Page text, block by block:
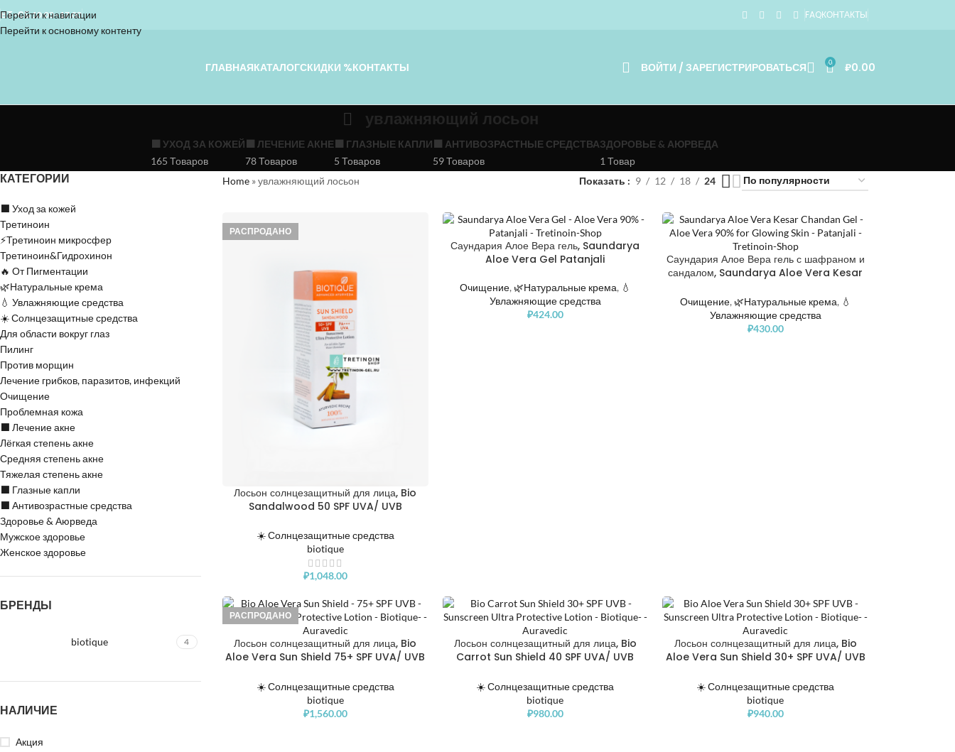
Перейти к навигации
Перейти к основному контенту
ВТ - СБ 10.00 - 17.00 FAQКОНТАКТЫ
ГЛАВНАЯКАТАЛОГСКИДКИ %КОНТАКТЫ ВОЙТИ / ЗАРЕГИСТРИРОВАТЬСЯ 0 ₽0.00
увлажняющий лосьон
⬛️ УХОД ЗА КОЖЕЙ
165 Товаров
⬛️ ЛЕЧЕНИЕ АКНЕ
78 Товаров
⬛️ ГЛАЗНЫЕ КАПЛИ
5 Товаров
⬛️ АНТИВОЗРАСТНЫЕ СРЕДСТВА
59 Товаров
ЗДОРОВЬЕ & АЮРВЕДА
1 Товар
КАТЕГОРИИ
⬛️ Уход за кожей
Третиноин
⚡Третиноин микросфер
Третиноин&Гидрохинон
🔥 От Пигментации
🌿Натуральные крема
💧 Увлажняющие средства
☀️ Солнцезащитные средства
Для области вокруг глаз
Пилинг
Против морщин
Лечение грибков, паразитов, инфекций
Очищение
Проблемная кожа
⬛️ Лечение акне
Лёгкая степень акне
Средняя степень акне
Тяжелая степень акне
⬛️ Глазные капли
⬛️ Антивозрастные средства
Здоровье & Аюрведа
Мужское здоровье
Женское здоровье
БРЕНДЫ
biotique 4
НАЛИЧИЕ
Акция
Home»увлажняющий лосьон Показать 9 12 18 24
РАСПРОДАНО
Лосьон солнцезащитный для лица, Bio
Sandalwood 50 SPF UVA/ UVB
☀️ Солнцезащитные средства
biotique
₽1,048.00
Саундария Алое Вера гель, Saundarya
Aloe Vera Gel Patanjali
Очищение, 🌿Натуральные крема, 💧
Увлажняющие средства
₽424.00
Саундария Алое Вера гель с шафраном и
сандалом, Saundarya Aloe Vera Kesar
Очищение, 🌿Натуральные крема, 💧
Увлажняющие средства
₽430.00
РАСПРОДАНО
Лосьон солнцезащитный для лица, Bio
Aloe Vera Sun Shield 75+ SPF UVA/ UVB
☀️ Солнцезащитные средства
biotique
₽1,560.00
Лосьон солнцезащитный для лица, Bio
Carrot Sun Shield 40 SPF UVA/ UVB
☀️ Солнцезащитные средства
biotique
₽980.00
Лосьон солнцезащитный для лица, Bio
Aloe Vera Sun Shield 30+ SPF UVA/ UVB
☀️ Солнцезащитные средства
biotique
₽940.00